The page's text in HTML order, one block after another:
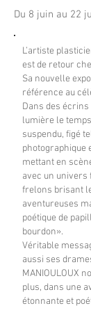
Du 8 juin au 22
L’artiste
est de retour
Sa nouvelle
référence au
Dans des
lumière le
suspendu, figé
photographique
mettant en
avec un univers
frelons brisant
aventureuses
poétique de
bourdon».
Véritable
aussi ses
MANIOULOUX
plus, dans une
étonnante et